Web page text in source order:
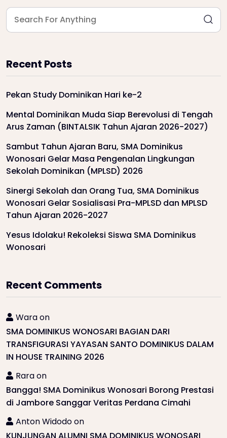
Recent Posts
Pekan Study Dominikan Hari ke-2
Mental Dominikan Muda Siap Berevolusi di Tengah
Arus Zaman (BINTALSIK Tahun Ajaran 2026-2027)
Sambut Tahun Ajaran Baru, SMA Dominikus
Wonosari Gelar Masa Pengenalan Lingkungan
Sekolah Dominikan (MPLSD) 2026
Sinergi Sekolah dan Orang Tua, SMA Dominikus
Wonosari Gelar Sosialisasi Pra-MPLSD dan MPLSD
Tahun Ajaran 2026-2027
Yesus Idolaku! Rekoleksi Siswa SMA Dominikus
Wonosari
Recent Comments
Waraon
SMA DOMINIKUS WONOSARI BAGIAN DARI
TRANSFIGURASI YAYASAN SANTO DOMINIKUS DALAM
IN HOUSE TRAINING 2026
Raraon
Bangga! SMA Dominikus Wonosari Borong Prestasi
di Jambore Sanggar Veritas Perdana Cimahi
Anton Widodoon
KUNJUNGAN ALUMNI SMA DOMINIKUS WONOSARI